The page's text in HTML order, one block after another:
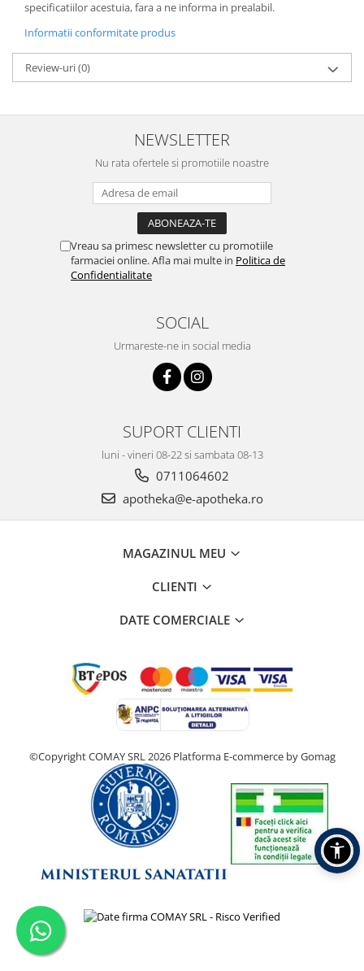
specificatiilor acestuia, fara a ne informa in prealabil.
Informatii conformitate produs
Review-uri(0)
NEWSLETTER
Nu rata ofertele si promotiile noastre
Vreau sa primesc newsletter cu promotiile
farmaciei online. Afla mai multe in Politica de
Confidentialitate
SOCIAL
Urmareste-ne in social media
SUPORT CLIENTI
luni - vineri 08-22 si sambata 08-13
0711064602
apotheka@e-apotheka.ro
MAGAZINUL MEU
CLIENTI
DATE COMERCIALE
©Copyright COMAY SRL 2026 Platforma E-commerce by Gomag